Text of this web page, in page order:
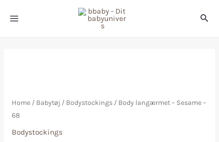
Home/ Babytøj / Bodystockings/ Body langærmet – Sesame –
68
Bodystockings